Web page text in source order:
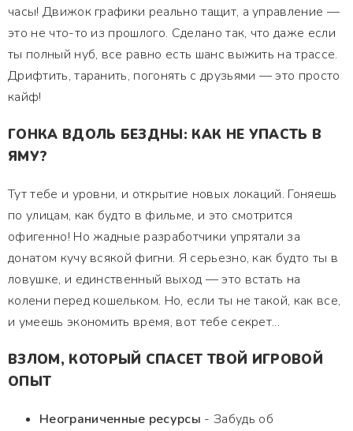
часы! Движок графики реально тащит, а управление —
это не что-то из прошлого. Сделано так, что даже если
ты полный нуб, все равно есть шанс выжить на трассе.
Дрифтить, таранить, погонять с друзьями — это просто
кайф!
ГОНКА ВДОЛЬ БЕЗДНЫ: КАК НЕ УПАСТЬ В
ЯМУ?
Тут тебе и уровни, и открытие новых локаций. Гоняешь
по улицам, как будто в фильме, и это смотрится
офигенно! Но жадные разработчики упрятали за
донатом кучу всякой фигни. Я серьезно, как будто ты в
ловушке, и единственный выход — это встать на
колени перед кошельком. Но, если ты не такой, как все,
и умеешь экономить время, вот тебе секрет...
ВЗЛОМ, КОТОРЫЙ СПАСЕТ ТВОЙ ИГРОВОЙ
ОПЫТ
Неограниченные ресурсы - Забудь об